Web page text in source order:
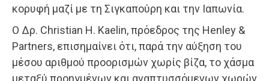
κορυφή μαζί με τη Σιγκαπούρη και την Ιαπωνία.
Ο Δρ. Christian H. Kaelin, πρόεδρος της Henley &
Partners, επισημαίνει ότι, παρά την αύξηση του
μέσου αριθμού προορισμών χωρίς βίζα, το χάσμα